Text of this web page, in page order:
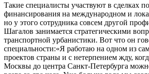
Такие специалисты участвуют в сделках
финансирования на международном и
но у этого сотрудника совсем другой
Шагалов занимается стратегическими
транспортной урбанистики. Вот что он
специальности:«Я работаю на одном из
проектов страны и с нетерпением жду,
Москвы до центра Санкт-Петербурга